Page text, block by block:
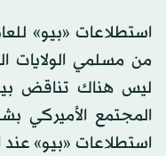
من مسلمي الولايات
ليس هناك تناقض
المجتمع الأميركي
استطلاعات «بيو» عند